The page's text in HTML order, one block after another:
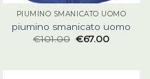
PIUMINO SMANICATO UOMO
piumino smanicato uomo
€101.00 €67.00